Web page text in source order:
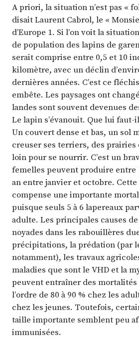
A priori, la situation n’est pas «
disait Laurent Cabrol, le «
d’Europe 1. Si l’on voit la
de population des lapins de
serait comprise entre 0,5 et 10
kilomètre, avec un déclin
dernières années. C’est ce
embête. Les paysages ont
landes sont souvent devenues
Le lapin s’évanouit. Que lui faut-
Un couvert dense et bas, un sol
creuser ses terriers, des prairies
loin pour se nourrir. C’est un
femelles peuvent produire entre
an entre janvier et octobre.
compense une importante
puisque seuls 5 à 6 lapereaux
adulte. Les principales causes
noyades dans les rabouillères
précipitations, la prédation (par
notamment), les travaux
maladies que sont le VHD et la
peuvent entraîner des mortalités
l’ordre de 80 à 90 % chez les
chez les jeunes. Toutefois,
taille importante semblent peu
immunisées.